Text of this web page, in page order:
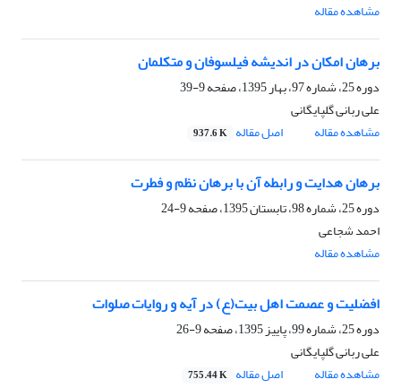
مشاهده مقاله
برهان امکان در اندیشه فیلسوفان و متکلمان
دوره 25، شماره 97، بهار 1395، صفحه
9-39
علی ربانی گلپایگانی
مشاهده مقاله
اصل مقاله 937.6 K
برهان هدایت و رابطه آن با برهان نظم و فطرت
دوره 25، شماره 98، تابستان 1395، صفحه
9-24
احمد شجاعی
مشاهده مقاله
افضلیت و عصمت اهل بیت(ع) در آیه و روایات صلوات
دوره 25، شماره 99، پاییز 1395، صفحه
9-26
علی ربانی گلپایگانی
مشاهده مقاله
اصل مقاله 755.44 K